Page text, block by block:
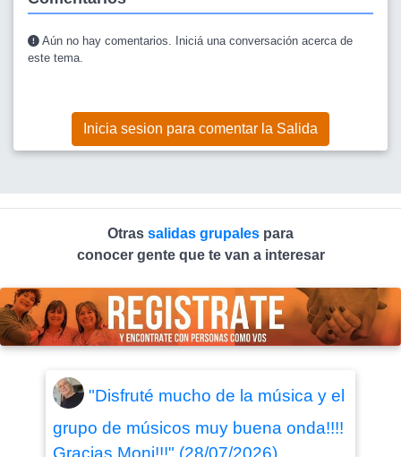
Aún no hay comentarios. Iniciá una conversación acerca de
este tema.
Inicia sesion para comentar la Salida
Otras salidas grupales para
conocer gente que te van a interesar
"Disfruté mucho de la música y el
grupo de músicos muy buena onda!!!!
Gracias Moni!!!" (28/07/2026)